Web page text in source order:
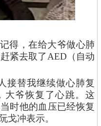
得，在给大爷做心肺
紧去取了AED（自动
接替我继续做心肺复
大爷恢复了心跳。这
时他的血压已经恢复
戈冲表示。